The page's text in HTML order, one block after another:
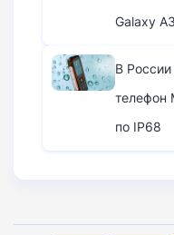
Galaxy
В
телефон
по IP68